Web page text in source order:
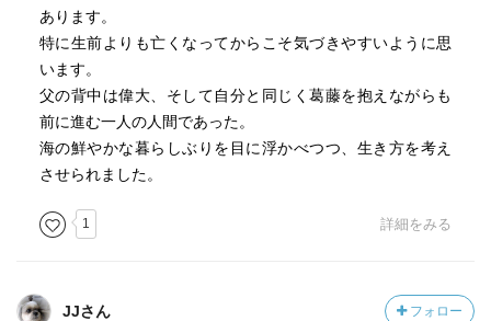
あります。
特に生前よりも亡くなってからこそ気づきやすいように思
います。
父の背中は偉大、そして自分と同じく葛藤を抱えながらも
前に進む一人の人間であった。
海の鮮やかな暮らしぶりを目に浮かべつつ、生き方を考え
させられました。
1 詳細をみる
JJさん フォロー